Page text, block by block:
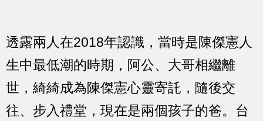
透露兩人在2018年認識，當時是陳傑憲人
生中最低潮的時期，阿公、大哥相繼離
世，綺綺成為陳傑憲心靈寄託，隨後交
往、步入禮堂，現在是兩個孩子的爸。台